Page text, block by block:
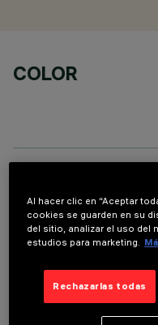
COLOR
DATOS
Al hacer clic en “Aceptar
cookies se guarden en su
del sitio, analizar el uso del
estudios para marketing.
Rechazarlas todas